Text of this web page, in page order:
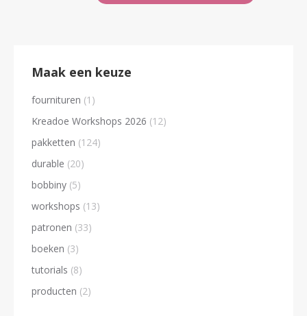
Maak een keuze
fournituren (1)
Kreadoe Workshops 2026 (12)
pakketten (124)
durable (20)
bobbiny (5)
workshops (13)
patronen (33)
boeken (3)
tutorials (8)
producten (2)